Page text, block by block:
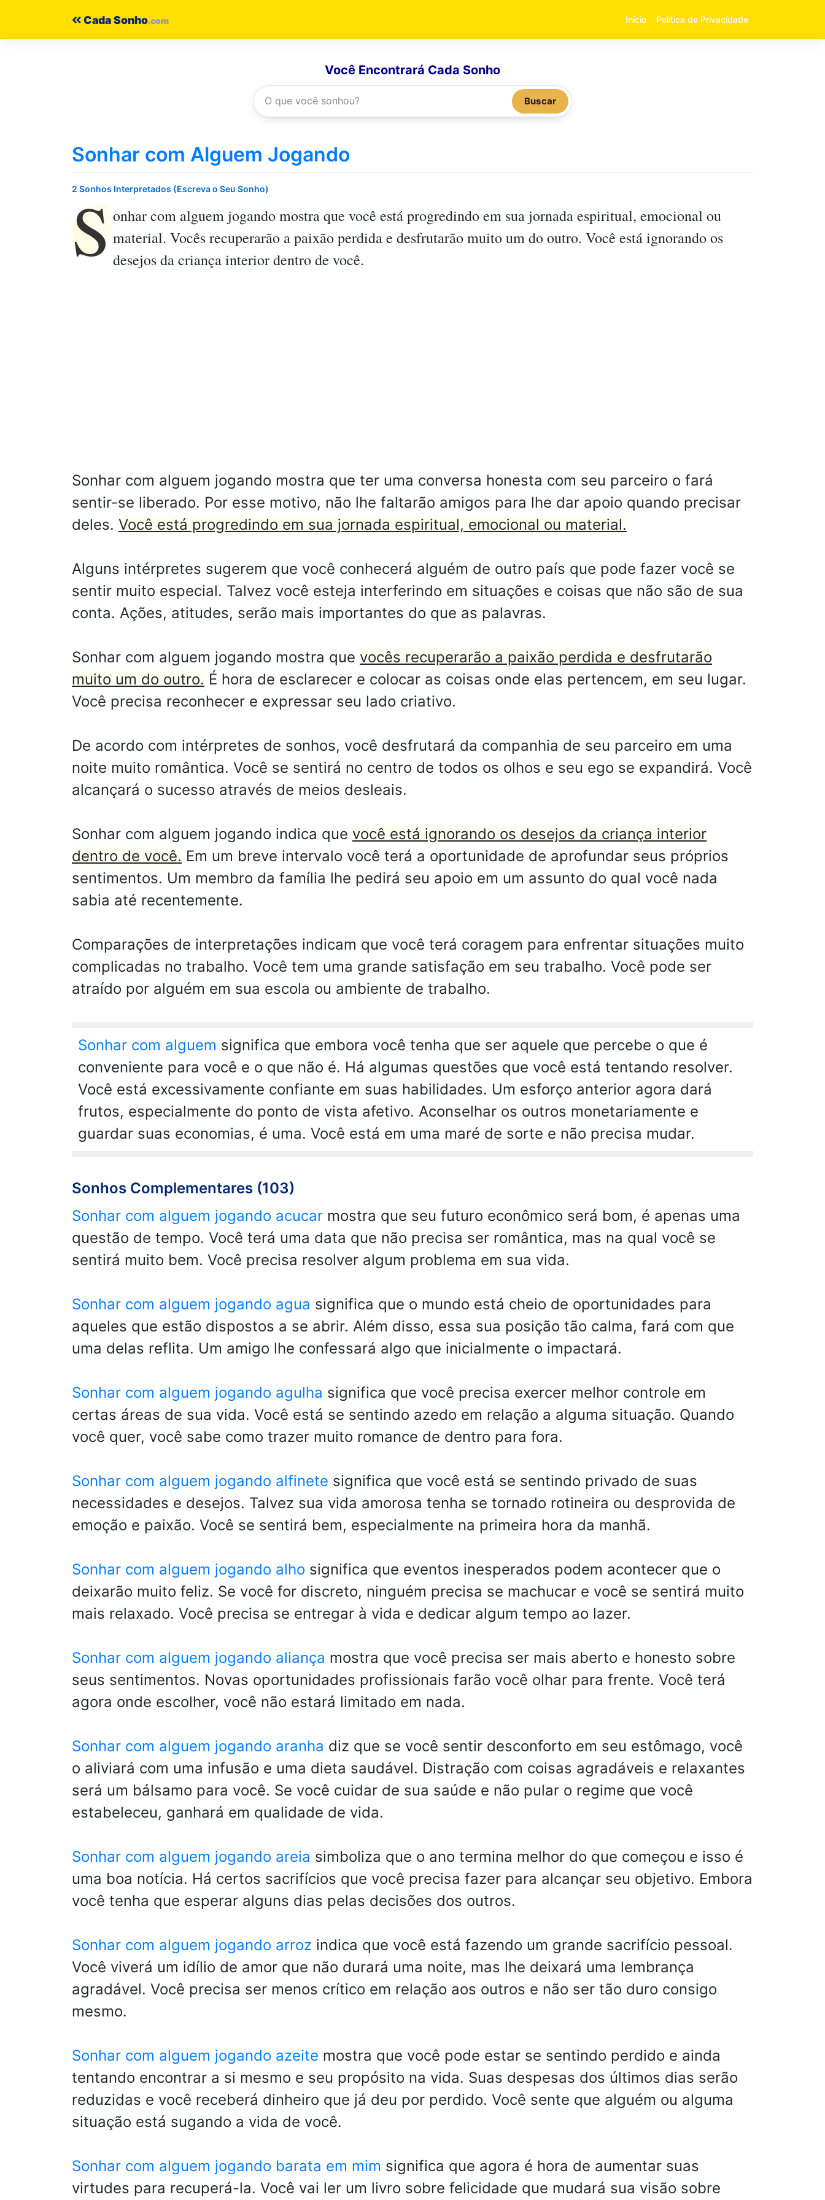
Cada Sonho Início Política de Privacidade
Você Encontrará Cada Sonho
Buscar
Sonhar com Alguem Jogando
2 Sonhos Interpretados (Escreva o Seu Sonho)
S onhar com alguem jogandomostra que você está progredindo em sua jornada espiritual, emocional ou
material. Vocês recuperarão a paixão perdida e desfrutarão muito um do outro. Você está ignorando os
desejos da criança interior dentro de você.
Sonhar com alguem jogando mostra que ter uma conversa honesta com seu parceiro o fará
sentir-se liberado. Por esse motivo, não lhe faltarão amigos para lhe dar apoio quando precisar
deles. Você está progredindo em sua jornada espiritual, emocional ou material.
Alguns intérpretes sugerem que você conhecerá alguém de outro país que pode fazer você se
sentir muito especial. Talvez você esteja interferindo em situações e coisas que não são de sua
conta. Ações, atitudes, serão mais importantes do que as palavras.
Sonhar com alguem jogando mostra que vocês recuperarão a paixão perdida e desfrutarão
muito um do outro. É hora de esclarecer e colocar as coisas onde elas pertencem, em seu lugar.
Você precisa reconhecer e expressar seu lado criativo.
De acordo com intérpretes de sonhos, você desfrutará da companhia de seu parceiro em uma
noite muito romântica. Você se sentirá no centro de todos os olhos e seu ego se expandirá. Você
alcançará o sucesso através de meios desleais.
Sonhar com alguem jogando indica que você está ignorando os desejos da criança interior
dentro de você. Em um breve intervalo você terá a oportunidade de aprofundar seus próprios
sentimentos. Um membro da família lhe pedirá seu apoio em um assunto do qual você nada
sabia até recentemente.
Comparações de interpretações indicam que você terá coragem para enfrentar situações muito
complicadas no trabalho. Você tem uma grande satisfação em seu trabalho. Você pode ser
atraído por alguém em sua escola ou ambiente de trabalho.
Sonhar com alguem significa que embora você tenha que ser aquele que percebe o que é
conveniente para você e o que não é. Há algumas questões que você está tentando resolver.
Você está excessivamente confiante em suas habilidades. Um esforço anterior agora dará
frutos, especialmente do ponto de vista afetivo. Aconselhar os outros monetariamente e
guardar suas economias, é uma. Você está em uma maré de sorte e não precisa mudar.
Sonhos Complementares (103)
Sonhar com alguem jogando acucar mostra que seu futuro econômico será bom, é apenas uma
questão de tempo. Você terá uma data que não precisa ser romântica, mas na qual você se
sentirá muito bem. Você precisa resolver algum problema em sua vida.
Sonhar com alguem jogando agua significa que o mundo está cheio de oportunidades para
aqueles que estão dispostos a se abrir. Além disso, essa sua posição tão calma, fará com que
uma delas reflita. Um amigo lhe confessará algo que inicialmente o impactará.
Sonhar com alguem jogando agulha significa que você precisa exercer melhor controle em
certas áreas de sua vida. Você está se sentindo azedo em relação a alguma situação. Quando
você quer, você sabe como trazer muito romance de dentro para fora.
Sonhar com alguem jogando alfinete significa que você está se sentindo privado de suas
necessidades e desejos. Talvez sua vida amorosa tenha se tornado rotineira ou desprovida de
emoção e paixão. Você se sentirá bem, especialmente na primeira hora da manhã.
Sonhar com alguem jogando alho significa que eventos inesperados podem acontecer que o
deixarão muito feliz. Se você for discreto, ninguém precisa se machucar e você se sentirá muito
mais relaxado. Você precisa se entregar à vida e dedicar algum tempo ao lazer.
Sonhar com alguem jogando aliança mostra que você precisa ser mais aberto e honesto sobre
seus sentimentos. Novas oportunidades profissionais farão você olhar para frente. Você terá
agora onde escolher, você não estará limitado em nada.
Sonhar com alguem jogando aranha diz que se você sentir desconforto em seu estômago, você
o aliviará com uma infusão e uma dieta saudável. Distração com coisas agradáveis e relaxantes
será um bálsamo para você. Se você cuidar de sua saúde e não pular o regime que você
estabeleceu, ganhará em qualidade de vida.
Sonhar com alguem jogando areia simboliza que o ano termina melhor do que começou e isso é
uma boa notícia. Há certos sacrifícios que você precisa fazer para alcançar seu objetivo. Embora
você tenha que esperar alguns dias pelas decisões dos outros.
Sonhar com alguem jogando arroz indica que você está fazendo um grande sacrifício pessoal.
Você viverá um idílio de amor que não durará uma noite, mas lhe deixará uma lembrança
agradável. Você precisa ser menos crítico em relação aos outros e não ser tão duro consigo
mesmo.
Sonhar com alguem jogando azeite mostra que você pode estar se sentindo perdido e ainda
tentando encontrar a si mesmo e seu propósito na vida. Suas despesas dos últimos dias serão
reduzidas e você receberá dinheiro que já deu por perdido. Você sente que alguém ou alguma
situação está sugando a vida de você.
Sonhar com alguem jogando barata em mim significa que agora é hora de aumentar suas
virtudes para recuperá-la. Você vai ler um livro sobre felicidade que mudará sua visão sobre